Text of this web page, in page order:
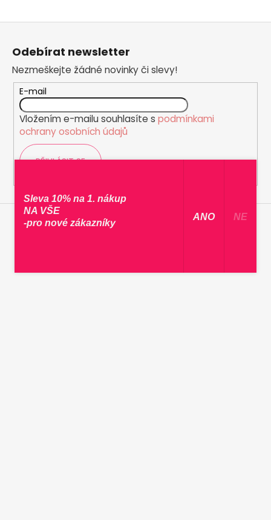
Z
Odebírat newsletter
Nezmeškejte žádné novinky či slevy!
E-mail
Vložením e-mailu souhlasíte s podmínkami
ochrany osobních údajů
PŘIHLÁSIT SE
Sleva 10% na 1. nákup
NA VŠE
-pro nové zákazníky
​ ANO ​ NE